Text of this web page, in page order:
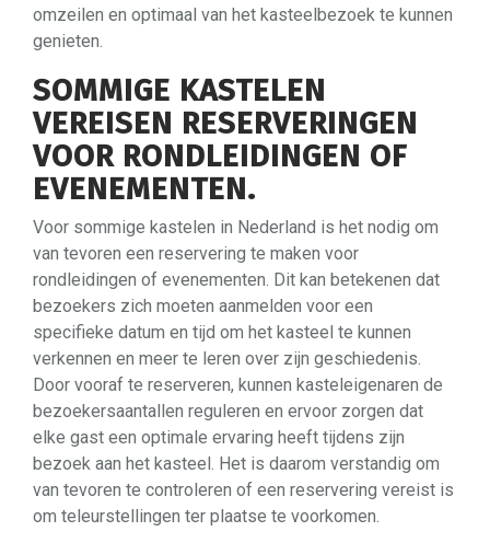
omzeilen en optimaal van het kasteelbezoek te kunnen
genieten.
SOMMIGE KASTELEN
VEREISEN RESERVERINGEN
VOOR RONDLEIDINGEN OF
EVENEMENTEN.
Voor sommige kastelen in Nederland is het nodig om
van tevoren een reservering te maken voor
rondleidingen of evenementen. Dit kan betekenen dat
bezoekers zich moeten aanmelden voor een
specifieke datum en tijd om het kasteel te kunnen
verkennen en meer te leren over zijn geschiedenis.
Door vooraf te reserveren, kunnen kasteleigenaren de
bezoekersaantallen reguleren en ervoor zorgen dat
elke gast een optimale ervaring heeft tijdens zijn
bezoek aan het kasteel. Het is daarom verstandig om
van tevoren te controleren of een reservering vereist is
om teleurstellingen ter plaatse te voorkomen.